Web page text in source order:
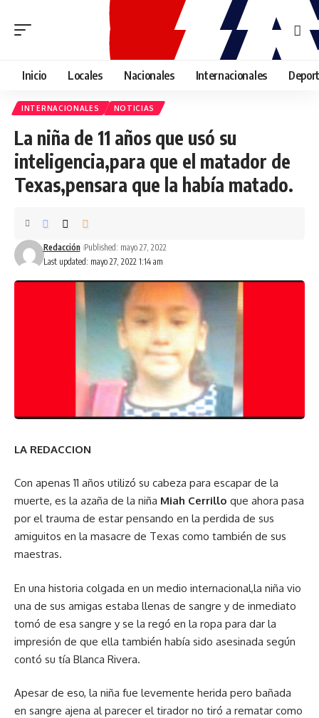
Inicio Locales Nacionales Internacionales
INTERNACIONALES NOTICIAS
La niña de 11 años que usó su
inteligencia,para que el matador de
Texas,pensara que la había matado.
Last updated: mayo 27, 2022 1:14 am
Redacción Published: mayo 27, 2022
LA REDACCION
Con apenas 11 años utilizó su cabeza para escapar de la
muerte, es la azaña de la niña Miah Cerrillo que ahora pasa
por el trauma de estar pensando en la perdida de sus
amiguitos en la masacre de Texas como también de sus
maestras.
En una historia colgada en un medio internacional,la niña vio
una de sus amigas estaba llenas de sangre y de inmediato
tomó de esa sangre y se la regó en la ropa para dar la
impresión de que ella también había sido asesinada según
contó su tía Blanca Rivera.
Apesar de eso, la niña fue levemente herida pero bañada
en sangre ajena al parecer el tirador no tiró a rematar como